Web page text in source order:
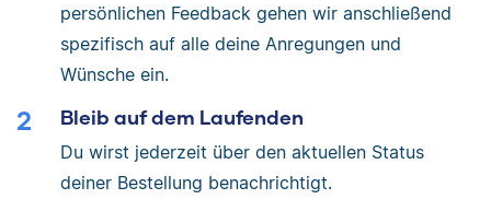
persönlichen Feedback gehen wir anschließend
spezifisch auf alle deine Anregungen und
Wünsche ein.
Bleib auf dem Laufenden
Du wirst jederzeit über den aktuellen Status
deiner Bestellung benachrichtigt.